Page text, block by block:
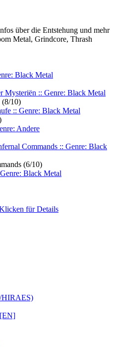
über die Entstehung und mehr
Metal, Grindcore, Thrash
(8/10)
(6/10)
HIRAES)